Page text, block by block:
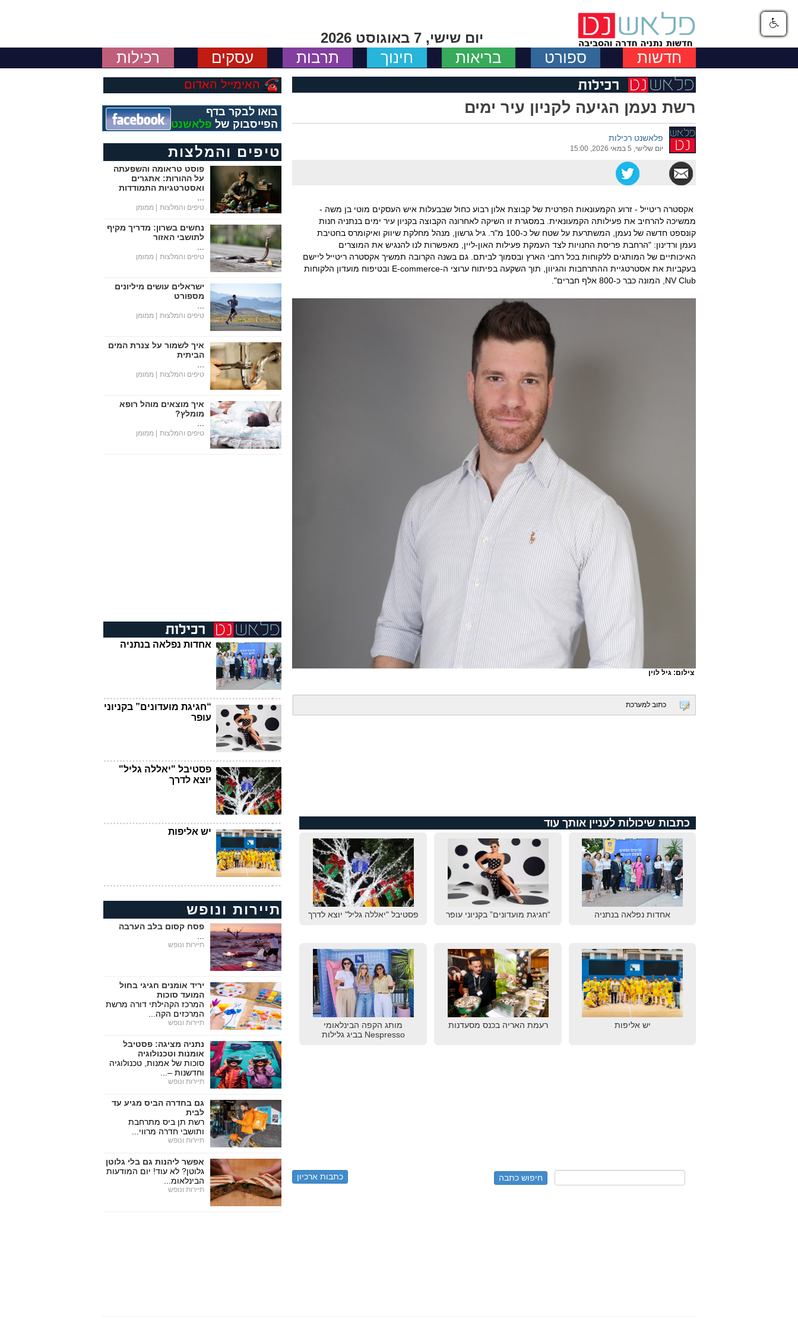
יום שישי, 7 באוגוסט 2026
חדשות ספורט בריאות חינוך תרבות עסקים רכילות
רשת נעמן הגיעה לקניון עיר ימים
פלאשנט רכילות
יום שלישי, 5 במאי 2026, 15:00
אקסטרה ריטייל - זרוע הקמעונאות הפרטית של קבוצת אלון רבוע כחול שבבעלות איש העסקים מוטי בן משה -
ממשיכה להרחיב את פעילותה הקמעונאית. במסגרת זו השיקה לאחרונה הקבוצה בקניון עיר ימים בנתניה חנות
קונספט חדשה של נעמן, המשתרעת על שטח של כ-100 מ"ר. גיל גרשון, מנהל מחלקת שיווק ואיקומרס בחטיבת
נעמן ורדינון: "הרחבת פריסת החנויות לצד העמקת פעילות האון-ליין, מאפשרות לנו להנגיש את המוצרים
האיכותיים של המותגים ללקוחות בכל רחבי הארץ ובסמוך לביתם. גם בשנה הקרובה תמשיך אקסטרה ריטייל ליישם
בעקביות את אסטרטגיית ההתרחבות והגיוון, תוך השקעה בפיתוח ערוצי ה-E-commerce ובטיפוח מועדון הלקוחות
NV Club, המונה כבר כ-800 אלף חברים".
צילום: גיל לוין
כתוב למערכת
כתבות שיכולות לעניין אותך עוד
אחדות נפלאה בנתניה “חגיגת מועדונים” בקניוני עופר פסטיבל "יאללה גליל" יוצא לדרך
יש אליפות רעמת האריה בכנס מסעדנות
מותג הקפה הבינלאומי
Nespresso בביג גלילות
כתבות ארכיון
האימייל האדום
בואו לבקר בדף
הפייסבוק של פלאשנט
טיפים והמלצות
פוסט טראומה והשפעתה
על ההורות: אתגרים
ואסטרטגיות התמודדות
טיפים והמלצות | ממומן
נחשים בשרון: מדריך מקיף
לתושבי האזור
טיפים והמלצות | ממומן
ישראלים עושים מיליונים
מספורט
טיפים והמלצות | ממומן
איך לשמור על צנרת המים
הביתית
טיפים והמלצות | ממומן
איך מוצאים מוהל רופא
מומלץ?
טיפים והמלצות | ממומן
אחדות נפלאה בנתניה
“חגיגת מועדונים” בקניוני
עופר
פסטיבל "יאללה גליל"
יוצא לדרך
יש אליפות
תיירות ונופש
פסח קסום בלב הערבה
תיירות ונופש
יריד אומנים חגיגי בחול
המועד סוכות
המרכז הקהילתי דורה מרשת
המרכזים הקה...
תיירות ונופש
נתניה מציגה: פסטיבל
אומנות וטכנולוגיה
סוכות של אמנות, טכנולוגיה
וחדשנות –...
תיירות ונופש
גם בחדרה הביס מגיע עד
לבית
רשת תן ביס מתרחבת
ותושבי חדרה מרווי...
תיירות ונופש
אפשר ליהנות גם בלי גלוטן
גלוטן? לא עוד! יום המודעות
הבינלאומ...
תיירות ונופש